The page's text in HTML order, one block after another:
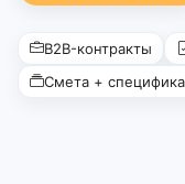
B2B-контракты
Смета +